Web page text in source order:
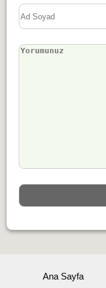
Ana Sayfa